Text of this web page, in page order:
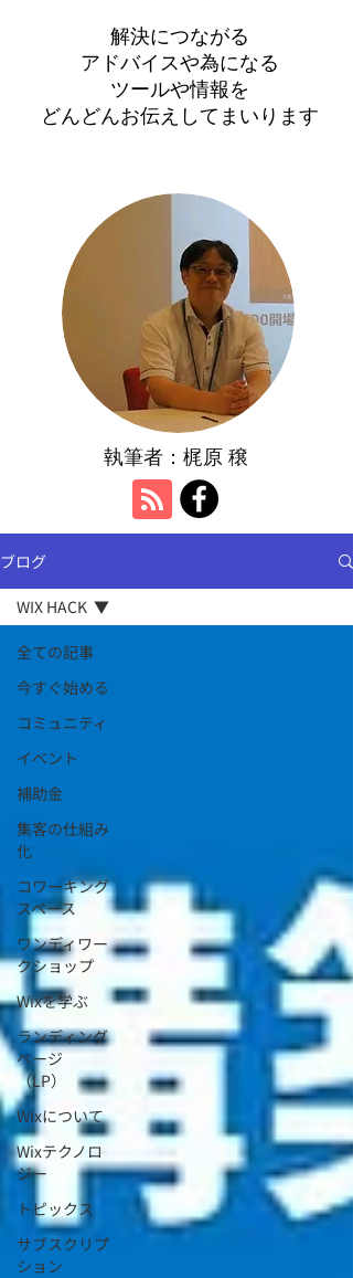
解決につながる
アドバイスや為になる
ツールや情報を
​どんどんお伝えしてまいります
執筆者：​梶原 穣
ブログ
全ての記事
今すぐ始める
コミュニティ
イベント
補助金
集客の仕組み
化
コワーキング
スペース
ワンディワー
クショップ
Wixを学ぶ
ランディング
ページ
（LP）
Wixについて
Wixテクノロ
ジー
トピックス
サブスクリプ
ション
WIX HACK